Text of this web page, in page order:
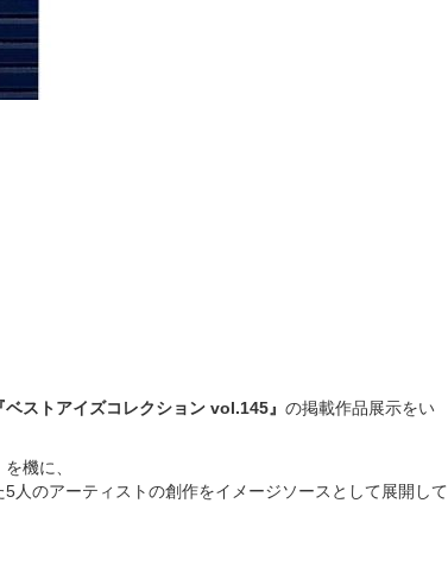
『ベストアイズコレクション vol.145』 の掲載作品展示をい
機に、
人のアーティストの創作をイメージソースとして展開して